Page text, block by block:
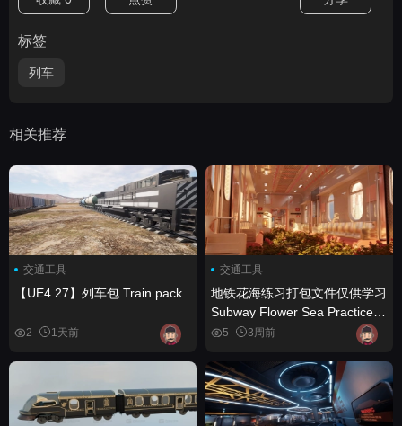
标签
列车
相关推荐
交通工具
【UE4.27】列车包 Train pack
2 1天前
交通工具
地铁花海练习打包文件仅供学习
Subway Flower Sea Practice
Packaged File For Learning
5 3周前